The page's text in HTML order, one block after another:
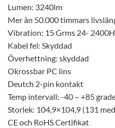
Lumen: 3240lm
Mer än 50.000 timmars
Vibration: 15 Grms 24-
Kabel fel: Skyddad
Överhettning: skyddad
Okrossbar PC lins
Deutch 2-pin kontakt
Temp intervall: -40 – +85
Storlek: 104,9×104,9 (131
CE och RoHS Certifikat